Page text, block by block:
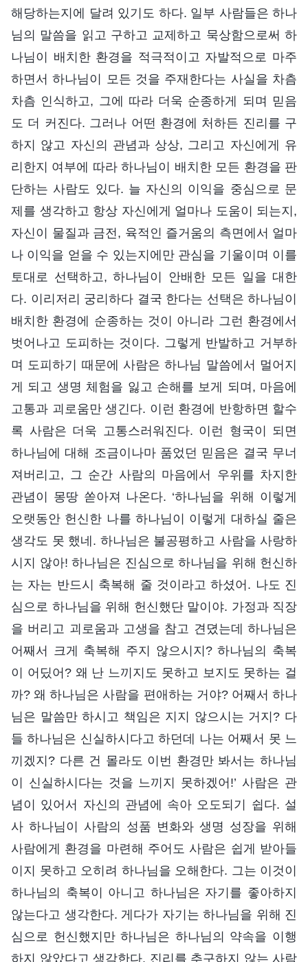
해당하는지에 달려 있기도 하다. 일부 사람들은 하나
님의 말씀을 읽고 구하고 교제하고 묵상함으로써 하
나님이 배치한 환경을 적극적이고 자발적으로 마주
하면서 하나님이 모든 것을 주재한다는 사실을 차츰
차츰 인식하고, 그에 따라 더욱 순종하게 되며 믿음
도 더 커진다. 그러나 어떤 환경에 처하든 진리를 구
하지 않고 자신의 관념과 상상, 그리고 자신에게 유
리한지 여부에 따라 하나님이 배치한 모든 환경을 판
단하는 사람도 있다. 늘 자신의 이익을 중심으로 문
제를 생각하고 항상 자신에게 얼마나 도움이 되는지,
자신이 물질과 금전, 육적인 즐거움의 측면에서 얼마
나 이익을 얻을 수 있는지에만 관심을 기울이며 이를
토대로 선택하고, 하나님이 안배한 모든 일을 대한
다. 이리저리 궁리하다 결국 한다는 선택은 하나님이
배치한 환경에 순종하는 것이 아니라 그런 환경에서
벗어나고 도피하는 것이다. 그렇게 반발하고 거부하
며 도피하기 때문에 사람은 하나님 말씀에서 멀어지
게 되고 생명 체험을 잃고 손해를 보게 되며, 마음에
고통과 괴로움만 생긴다. 이런 환경에 반항하면 할수
록 사람은 더욱 고통스러워진다. 이런 형국이 되면
하나님에 대해 조금이나마 품었던 믿음은 결국 무너
져버리고, 그 순간 사람의 마음에서 우위를 차지한
관념이 몽땅 쏟아져 나온다. ‘하나님을 위해 이렇게
오랫동안 헌신한 나를 하나님이 이렇게 대하실 줄은
생각도 못 했네. 하나님은 불공평하고 사람을 사랑하
시지 않아! 하나님은 진심으로 하나님을 위해 헌신하
는 자는 반드시 축복해 줄 것이라고 하셨어. 나도 진
심으로 하나님을 위해 헌신했단 말이야. 가정과 직장
을 버리고 괴로움과 고생을 참고 견뎠는데 하나님은
어째서 크게 축복해 주지 않으시지? 하나님의 축복
이 어딨어? 왜 난 느끼지도 못하고 보지도 못하는 걸
까? 왜 하나님은 사람을 편애하는 거야? 어째서 하나
님은 말씀만 하시고 책임은 지지 않으시는 거지? 다
들 하나님은 신실하시다고 하던데 나는 어째서 못 느
끼겠지? 다른 건 몰라도 이번 환경만 봐서는 하나님
이 신실하시다는 것을 느끼지 못하겠어!’ 사람은 관
념이 있어서 자신의 관념에 속아 오도되기 쉽다. 설
사 하나님이 사람의 성품 변화와 생명 성장을 위해
사람에게 환경을 마련해 주어도 사람은 쉽게 받아들
이지 못하고 오히려 하나님을 오해한다. 그는 이것이
하나님의 축복이 아니고 하나님은 자기를 좋아하지
않는다고 생각한다. 게다가 자기는 하나님을 위해 진
심으로 헌신했지만 하나님은 하나님의 약속을 이행
하지 않았다고 생각한다. 진리를 추구하지 않는 사람